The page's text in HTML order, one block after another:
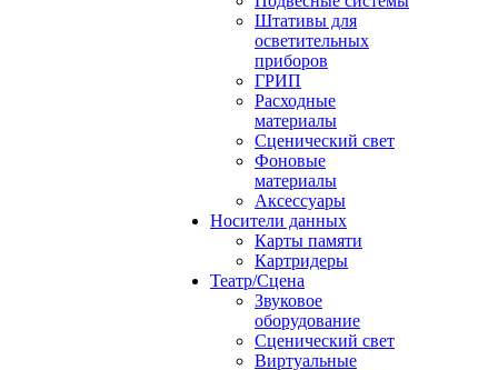
Штативы для
осветительных
приборов
ГРИП
Расходные
материалы
Сценический свет
Фоновые
материалы
Аксессуары
Носители данных
Карты памяти
Картридеры
Театр/Сцена
Звуковое
оборудование
Сценический свет
Виртуальные